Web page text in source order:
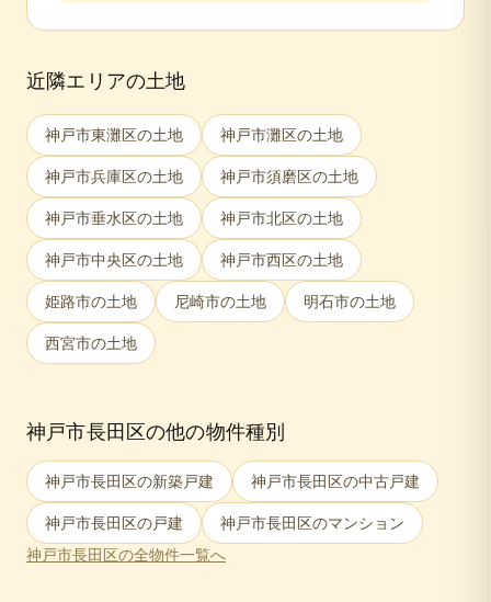
近隣エリアの土地
神戸市東灘区の土地 神戸市灘区の土地
神戸市兵庫区の土地 神戸市須磨区の土地
神戸市垂水区の土地 神戸市北区の土地
神戸市中央区の土地 神戸市西区の土地
姫路市の土地 尼崎市の土地 明石市の土地
西宮市の土地
神戸市長田区の他の物件種別
神戸市長田区の新築戸建 神戸市長田区の中古戸建
神戸市長田区の戸建 神戸市長田区のマンション
神戸市長田区の全物件一覧へ